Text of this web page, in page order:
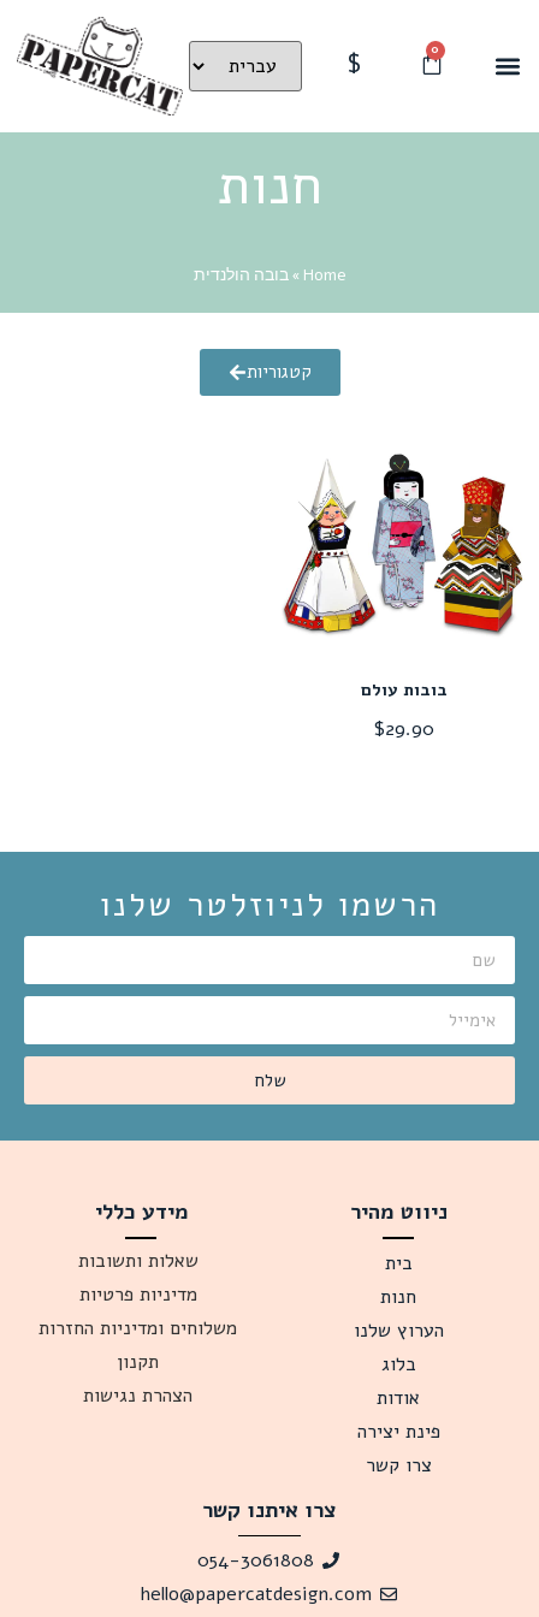
0
$
חנות
Home
»בובה הולנדית
קטגוריות
בובות עולם
$29.90
הרשמו לניוזלטר שלנו
שלח
ניווט מהיר
בית
חנות
הערוץ שלנו
בלוג
אודות
פינת יצירה
צרו קשר
מידע כללי
שאלות ותשובות
מדיניות פרטיות
משלוחים ומדיניות החזרות
תקנון
הצהרת נגישות
צרו איתנו קשר
054-3061808
hello@papercatdesign.com